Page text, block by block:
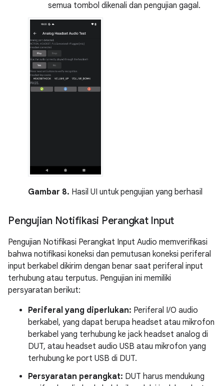
semua tombol dikenali dan pengujian gagal.
Gambar 8. Hasil UI untuk pengujian yang berhasil
Pengujian Notifikasi Perangkat Input
Pengujian Notifikasi Perangkat Input Audio memverifikasi
bahwa notifikasi koneksi dan pemutusan koneksi periferal
input berkabel dikirim dengan benar saat periferal input
terhubung atau terputus. Pengujian ini memiliki
persyaratan berikut:
Periferal yang diperlukan: Periferal I/O audio
berkabel, yang dapat berupa headset atau mikrofon
berkabel yang terhubung ke jack headset analog di
DUT, atau headset audio USB atau mikrofon yang
terhubung ke port USB di DUT.
Persyaratan perangkat: DUT harus mendukung